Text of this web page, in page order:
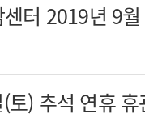
터 2019년 9
(토) 추석 연휴